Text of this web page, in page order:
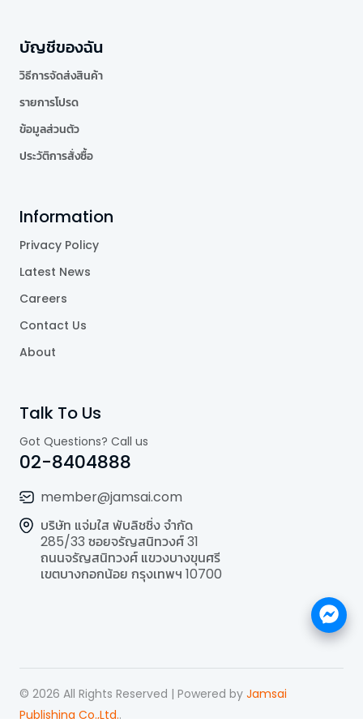
บัญชีของฉัน
วิธีการจัดส่งสินค้า
รายการโปรด
ข้อมูลส่วนตัว
ประวัติการสั่งซื้อ
Information
Privacy Policy
Latest News
Careers
Contact Us
About
Talk To Us
Got Questions? Call us
02-8404888
member@jamsai.com
บริษัท แจ่มใส พับลิชชิ่ง จำกัด
285/33 ซอยจรัญสนิทวงศ์ 31
ถนนจรัญสนิทวงศ์ แขวงบางขุนศรี
เขตบางกอกน้อย กรุงเทพฯ 10700
© 2026 All Rights Reserved | Powered by Jamsai
Publishing Co.,Ltd..